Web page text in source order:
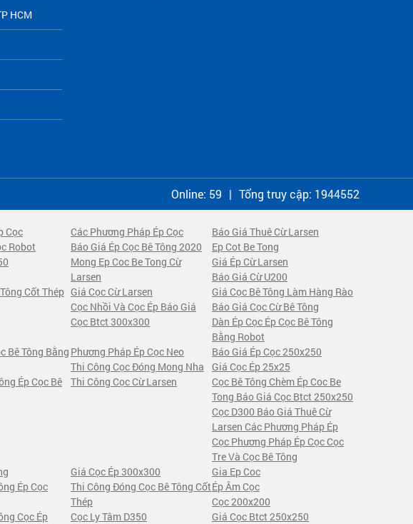
HCM
Online: 59 | Tổng truy cập: 1944552
Cọc Các Phương Pháp Ép Cọc
Báo Giá Thuê Cừ Larsen
Robot Báo Giá Ép Cọc Bê Tông 2020
Ep Cot Be Tong
Mong Ep Coc Be Tong Cừ
Larsen
Giá Ép Cừ Larsen
Báo Giá Cừ U200
Cốt Thép Giá Cọc Cừ Larsen
Giá Cọc Bê Tông Làm Hàng Rào
Cọc Nhồi Và Cọc Ép Báo Giá
Cọc Btct 300x300
Báo Giá Cọc Cừ Bê Tông
Dàn Ép Cọc Ép Cọc Bê Tông
Bằng Robot
Bê Tông Bằng Phương Pháp Ép Cọc Neo
Báo Giá Ép Cọc 250x250
Thi Công Cọc Đóng Mong Nha
Giá Cọc Ép 25x25
Ép Cọc Bê
Thi Công Cọc Cừ Larsen
Cọc Bê Tông Chèm Ép Coc Be
Tong Báo Giá Cọc Btct 250x250
Cọc D300 Báo Giá Thuê Cừ
Larsen Các Phương Pháp Ép
Cọc Phương Pháp Ép Cọc Cọc
Tre Và Cọc Bê Tông
Giá Cọc Ép 300x300
Gia Ep Coc
Ép Cọc
Thi Công Đóng Cọc Bê Tông Cốt
Thép
Ép Âm Cọc
Cọc 200x200
Cọc Ép Cọc Ly Tâm D350
Giá Cọc Btct 250x250